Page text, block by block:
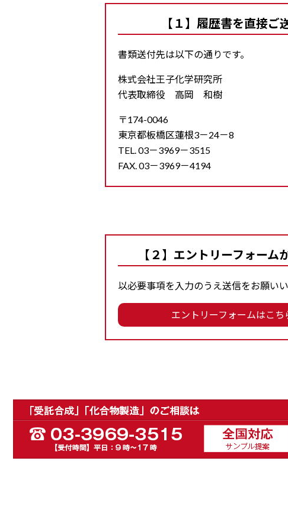
【１】履歴書を直接ご
書類送付先は以下の通りです。
株式会社王子化学研究所
代表取締役 高岡 和樹
〒174-0046
東京都板橋区蓮根3－24－8
TEL. 03－3969－3515
FAX. 03－3969－4194
【２】エントリーフォーム
以必要事項を入力のうえ送信をお願いい
エントリーフォームはこち